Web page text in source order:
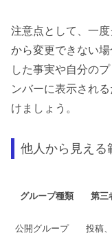
注意点として、一
から変更できない
した事実や自分の
ンバーに表示され
けましょう。
他人から見える
グループ種類 第三
公開グループ 投稿